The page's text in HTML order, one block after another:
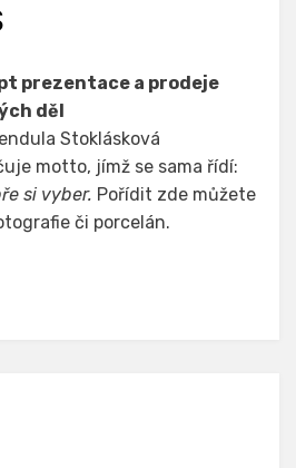
prezentace a prodeje
děl
Stoklásková
motto, jímž se sama řídí:
si vyber. Pořídit zde můžete
či porcelán.